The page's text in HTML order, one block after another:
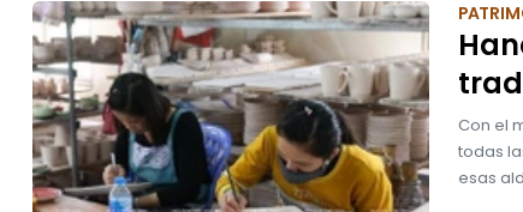
Con el
todas
esas